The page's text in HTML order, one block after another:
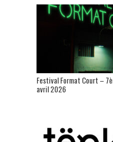
Festival Format Court –
avril 2026